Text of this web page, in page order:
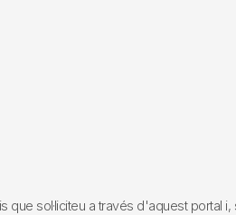
sol·liciteu a través d'aquest portal i,